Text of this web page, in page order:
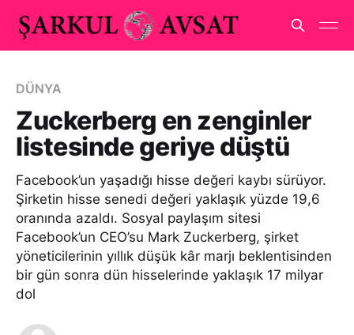
DÜNYA
Zuckerberg en zenginler
listesinde geriye düştü
Facebook’un yaşadığı hisse değeri kaybı sürüyor.
Şirketin hisse senedi değeri yaklaşık yüzde 19,6
oranında azaldı. Sosyal paylaşım sitesi
Facebook’un CEO’su Mark Zuckerberg, şirket
yöneticilerinin yıllık düşük kâr marjı beklentisinden
bir gün sonra dün hisselerinde yaklaşık 17 milyar
dol